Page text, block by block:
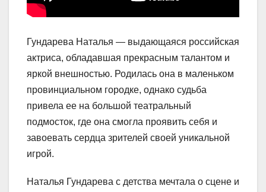
Гундарева Наталья — выдающаяся российская
актриса, обладавшая прекрасным талантом и
яркой внешностью. Родилась она в маленьком
провинциальном городке, однако судьба
привела ее на большой театральный
подмосток, где она смогла проявить себя и
завоевать сердца зрителей своей уникальной
игрой.
Наталья Гундарева с детства мечтала о сцене и